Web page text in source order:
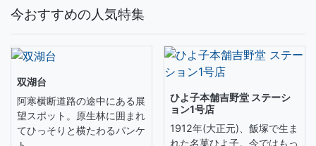
今おすすめの人気特集
双湖台
阿寒横断道路の途中にある展
望スポット。原生林に囲まれ
てひっそりと横たわるパンケ
ひよ子本舗吉野堂 ステーシ
ョン1号店
1912年(大正元)、飯塚で生ま
れた名菓ひよ子。今ではもっ